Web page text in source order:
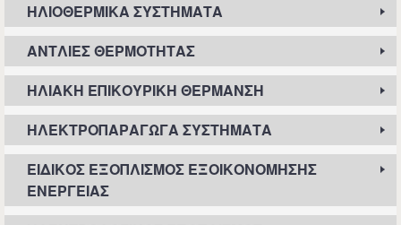
ΗΛΙΟΘΕΡΜΙΚΆ ΣΥΣΤΉΜΑΤΑ
ΑΝΤΛΊΕΣ ΘΕΡΜΌΤΗΤΑΣ
ΗΛΙΑΚΉ ΕΠΙΚΟΥΡΙΚΉ ΘΈΡΜΑΝΣΗ
ΗΛΕΚΤΡΟΠΑΡΑΓΩΓΆ ΣΥΣΤΉΜΑΤΑ
ΕΙΔΙΚΌΣ ΕΞΟΠΛΙΣΜΌΣ ΕΞΟΙΚΟΝΌΜΗΣΗΣ
ΕΝΈΡΓΕΙΑΣ